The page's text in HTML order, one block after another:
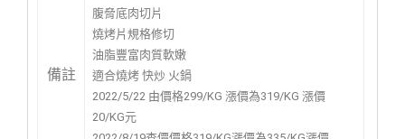
備註
腹脅底肉切片
燒烤片規格修切
油脂豐富肉質軟嫩
適合燒烤 快炒 火鍋
2022/5/22 由價格299/KG 漲價為319/KG 漲價
20/KG元